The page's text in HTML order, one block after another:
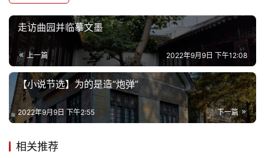
走访曲园并临摹文墨
上一篇 2022年9月9日 下午12:08
【小说节选】为的是造“炮弹”
下一篇
2022年9月9日 下午2:55
相关推荐